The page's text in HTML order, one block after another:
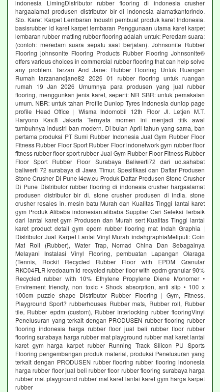
indonesia LimingDistributor rubber flooring di indonesia crusher
hargaalamat produsen distributor bir di indonesia alamatkantorindo.
Sto. Karet Karpet Lembaran Industri pembuat produk karet Indonesia.
basisrubber id karet karpet lembaran Penggunaan utama karet karpet
lembaran rubber matting rubber flooring adalah untuk: Peredam suara:
(contoh: meredam suara sepatu saat berjalan). Johnsonite Rubber
Flooring johnsonite Flooring Products Rubber Flooring Johnsonite®
offers various choices in commercial rubber flooring that can help solve
any problem. Tarzan And Jane: Rubber Flooring Untuk Ruangan
Rumah tarzanandjane82 2026 01 rubber flooring untuk ruangan
rumah 19 Jan 2026 Umumnya para produsen yang jual rubber
flooring, menggunkan jenis karet, seperti: NR SBR: untuk pemakaian
umum. NBR: untuk tahan Profile Dunlop Tyres Indonesia dunlop page
profile Head Office | Wisma Indomobil 12th Floor Jl. Letjen M.T.
Haryono Kav.8 Jakarta Ternyata momen ini menjadi titik awal
tumbuhnya industri ban modern. Di bulan April tahun yang sama, ban
pertama produksi PT Sumi Rubber Indonesia Jual Gym Rubber Floor
Fitness Rubber Floor Sport Rubber Floor indonetwork gym rubber floor
fitness rubber floor sport rubber Jual Gym Rubber Floor Fitness Rubber
Floor Sport Rubber Floor Surabaya Baliwerti72 dari ud.sahabat
baliwerti 72 surabaya di Jawa Timur. Spesifikasi dan Daftar Produsen
Stone Crusher Di Pune l4cw.eu Produk Daftar Produsen Stone Crusher
Di Pune Distributor rubber flooring di indonesia crusher hargaalamat
produsen distributor bir di. stone crusher produsen di india. stone
crusher resales in. mesin batu Murah dan Kualitas Tinggi lantai karet
gym Produk Alibaba indonesian.alibaba Supplier Cari Seleksi Terbaik
dari lantai karet gym Produsen dan Murah sert Kualitas Tinggi lantai
karet product detail gym epdm rubber flooring mat Indah Graphia |
Distributor Jual Karpet Lantai Vinyl Murah indahgraphiaMeliputi: Coin
Mat Roll (Rubber), Water Trap, Nomad China Dan Sebagainya
Melayani Instalasi Vinyl Flooring, pembuatan Lapangan Olaraga
(Tennis, Rockit Recycled Rubber Floor with EPDM Granular
RKC04FLR kredoaum id recycled rubber floor with epdm granular 90%
Recycled rubber with 10% Ethylene Propylene Diene Monomer •
Envirement friendly, non toxic • Shock absorption, anti slip • 100 x
100cm puzzle shape Distributor Rubber Flooring | Gym, Fitness,
Playground Sport? rubberhouses Rubber mats, Rubber roll, Rubber
tile, Rubber epdm (custom), Rubber interlocking rubber flooringVinyl
Penelusuran yang terkait dengan PRODUSEN rubber flooring rubber
flooring indonesia harga rubber floor jual beli rubber floor rubber
flooring surabaya harga rubber mat playground rubber mat karet lantai
karet gym harga karpet rubber Running Track Silicon PU Sports
Flooring pengembangan produk material, produksi Penelusuran yang
terkait dengan PRODUSEN rubber flooring rubber flooring indonesia
harga rubber floor jual beli rubber floor rubber flooring surabaya harga
rubber mat playground rubber mat karet lantai karet gym harga karpet
rubber